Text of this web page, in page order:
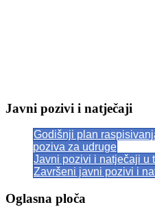
Javni pozivi i natječaji
Godišnji plan
poziva za udruge
Javni pozivi i natječaji u
Završeni javni pozivi i
Oglasna ploča